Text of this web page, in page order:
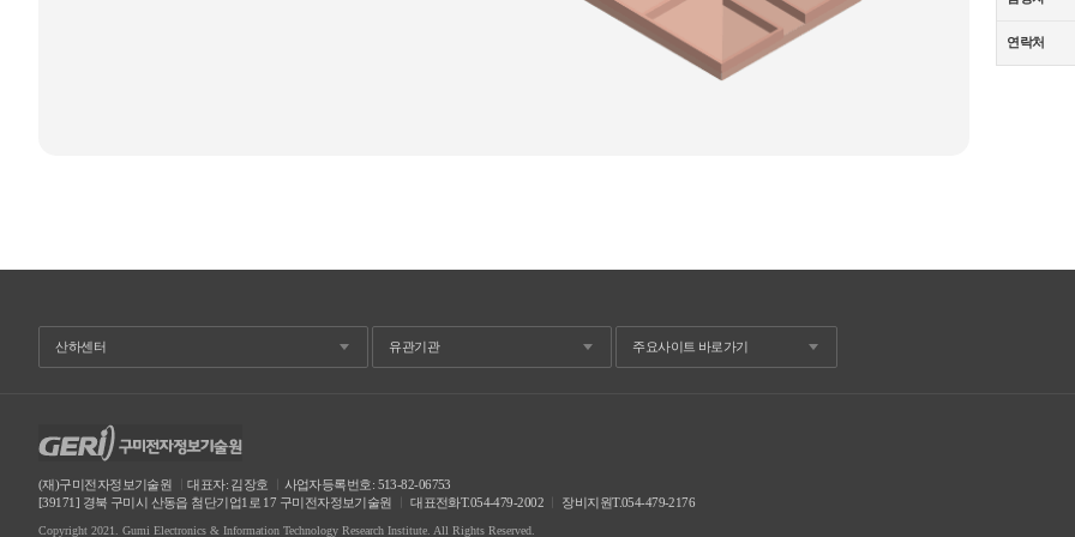
연락처
(재)구미전자정보기술원 ㅣ대표자: 김장호
사업자등록번호: 513-82-06753
[39171] 경북 구미시 산동읍 첨단기업1로 17 구미전자정보기술원
대표전화T.054-479-2002 장비지원T.054-479-2176
Copyright 2021. Gumi Electronics & Information Technology Research Institute. All Rights Reserved.